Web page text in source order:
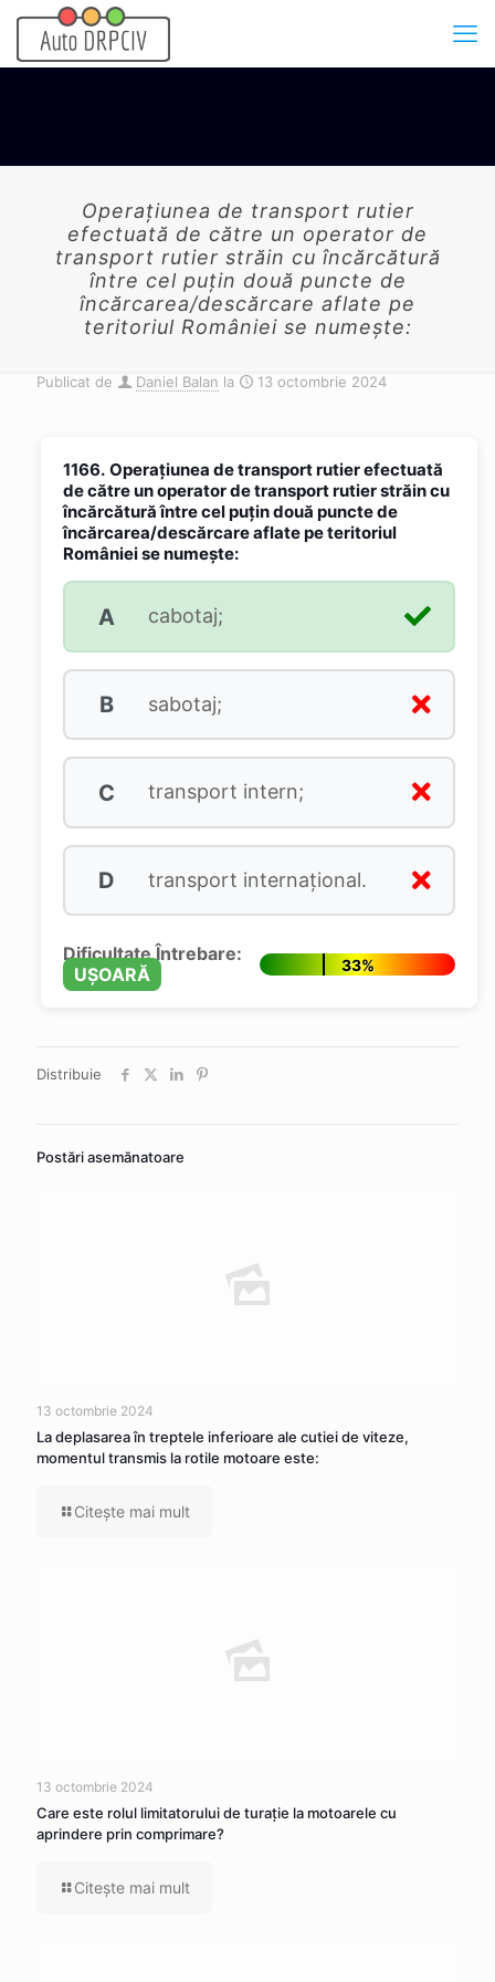
Operaţiunea de transport rutier
efectuată de către un operator de
transport rutier străin cu încărcătură
între cel puţin două puncte de
încărcarea/descărcare aflate pe
teritoriul României se numeşte:
Publicat de Daniel Balan la 13 octombrie 2024
1166. Operaţiunea de transport rutier efectuată
de către un operator de transport rutier străin cu
încărcătură între cel puţin două puncte de
încărcarea/descărcare aflate pe teritoriul
României se numeşte:
A cabotaj;
B sabotaj;
C transport intern;
D transport internaţional.
Dificultate Întrebare:
UȘOARĂ
33%
Distribuie
Postări asemănatoare
13 octombrie 2024
La deplasarea în treptele inferioare ale cutiei de viteze,
momentul transmis la rotile motoare este:
Citeşte mai mult
13 octombrie 2024
Care este rolul limitatorului de turație la motoarele cu
aprindere prin comprimare?
Citeşte mai mult